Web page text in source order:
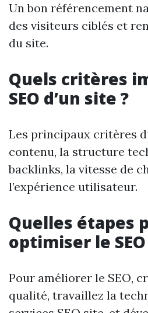
Un bon référencement
des visiteurs ciblés et
du site.
Quels critères
SEO d’un site ?
Les principaux critères
contenu, la structure
backlinks, la vitesse de
l’expérience utilisateur.
Quelles étapes
optimiser le
Pour améliorer le SEO,
qualité, travaillez la